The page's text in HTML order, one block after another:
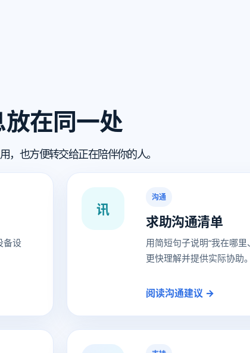
在同一处
，也方便转交给正在陪伴你的人。
备设
讯
沟通
求助沟通清单
用简短句子说明“我在哪
更快理解并提供实际协助。
阅读沟通建议 →